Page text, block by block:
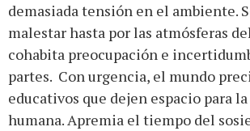
demasiada tensión en el ambiente.
malestar hasta por las atmósferas
cohabita preocupación e
partes. Con urgencia, el mundo
educativos que dejen espacio para
humana. Apremia el tiempo del